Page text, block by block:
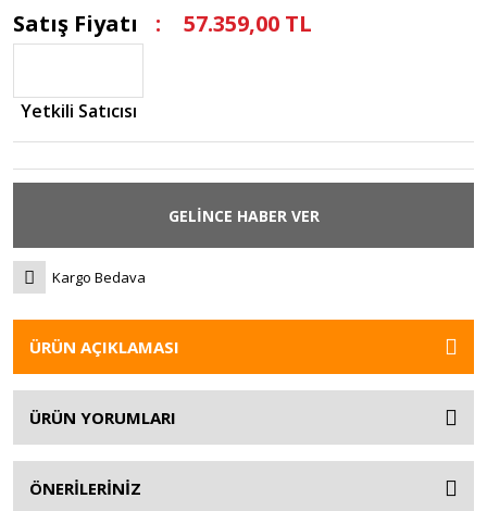
Satış Fiyatı 57.359,00 TL
Yetkili Satıcısı
GELİNCE HABER VER
Kargo Bedava
ÜRÜN AÇIKLAMASI
ÜRÜN YORUMLARI
ÖNERİLERİNİZ